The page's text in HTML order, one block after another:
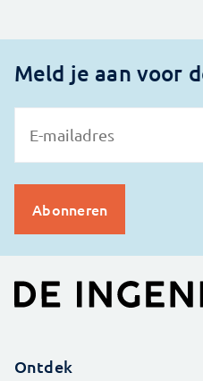
Meld je aan voor
Ontdek